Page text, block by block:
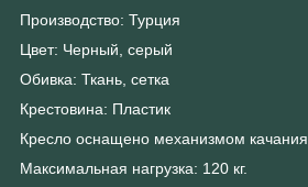
Производство: Турция
Цвет: Черный, серый
Обивка: Ткань, сетка
Крестовина: Пластик
Кресло оснащено механизмом качания
Максимальная нагрузка: 120 кг.